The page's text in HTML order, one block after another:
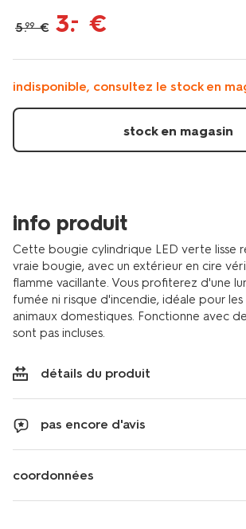
fr/maison-
deco/deco/bougies/bougies-
cylindrique-
led-
%E2%8C%8075x10cm-
lisse-
13550165.html
5.99 € 3.– €
indisponible, consultez le stock en
stock en magasin
info produit
Cette bougie cylindrique LED verte lisse
vraie bougie, avec un extérieur en cire
flamme vacillante. Vous profiterez d'une
fumée ni risque d'incendie, idéale pour
animaux domestiques. Fonctionne avec
sont pas incluses.
détails du produit
pas encore d'avis
coordonnées